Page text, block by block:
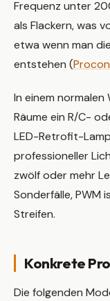
Frequenz unter
als Flackern, was
etwa wenn man
entstehen (
In einem
Räume ein R/C-
LED-Retrofit-
professioneller
zwölf oder mehr
Sonderfälle, PWM
Streifen.
Konkrete
Die folgenden